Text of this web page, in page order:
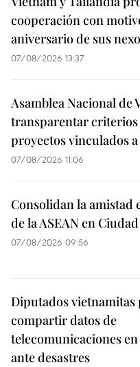
cooperación con
aniversario de sus
07/08/2026 13:37
Asamblea Nacional de
transparentar criterios
proyectos vinculados a
07/08/2026 11:06
Consolidan la amistad
de la ASEAN en
07/08/2026 09:56
Diputados vietnamitas
compartir datos de
telecomunicaciones
ante desastres